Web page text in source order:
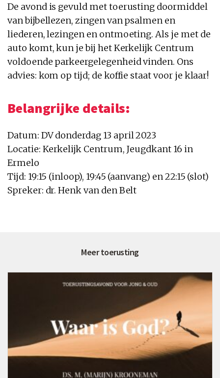
De avond is gevuld met toerusting doormiddel
van bijbellezen, zingen van psalmen en
liederen, lezingen en ontmoeting. Als je met de
auto komt, kun je bij het Kerkelijk Centrum
voldoende parkeergelegenheid vinden. Ons
advies: kom op tijd; de koffie staat voor je klaar!
Belangrijke details:
Datum: DV donderdag 13 april 2023
Locatie: Kerkelijk Centrum, Jeugdkant 16 in
Ermelo
Tijd: 19:15 (inloop), 19:45 (aanvang) en 22:15 (slot)
Spreker: dr. Henk van den Belt
Meer toerusting